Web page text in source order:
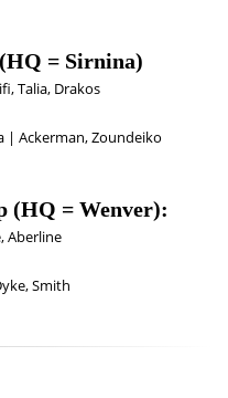
= Sirnina)
Talia, Drakos
| Ackerman, Zoundeiko
(HQ = Wenver):
Aberline
Smith